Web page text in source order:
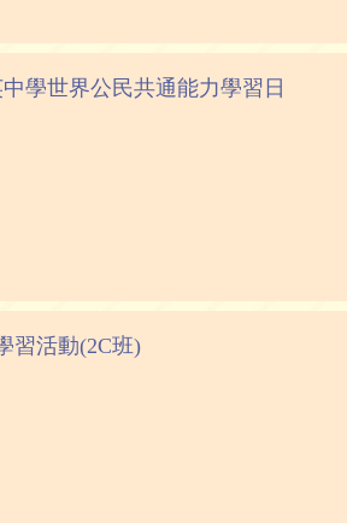
學世界公民共通能力學習日
習活動(2C班)